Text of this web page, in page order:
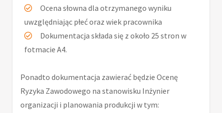
Ocena słowna dla otrzymanego wyniku
uwzględniając płeć oraz wiek pracownika
Dokumentacja składa się z około 25 stron w
fotmacie A4.
Ponadto dokumentacja zawierać będzie Ocenę
Ryzyka Zawodowego na stanowisku Inżynier
organizacji i planowania produkcji w tym: